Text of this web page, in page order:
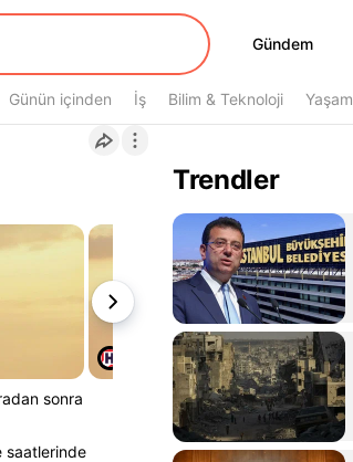
Gündem
Gündem
Günün içinden İş Bilim & Teknoloji Yaşam
sonra
saatlerinde
Trendler